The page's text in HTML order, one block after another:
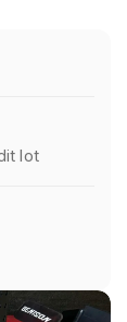
lot